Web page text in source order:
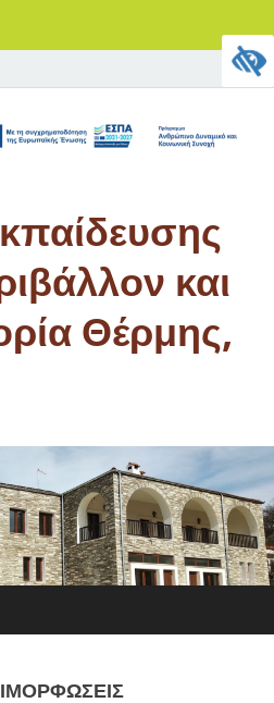
και
Θέρμης,